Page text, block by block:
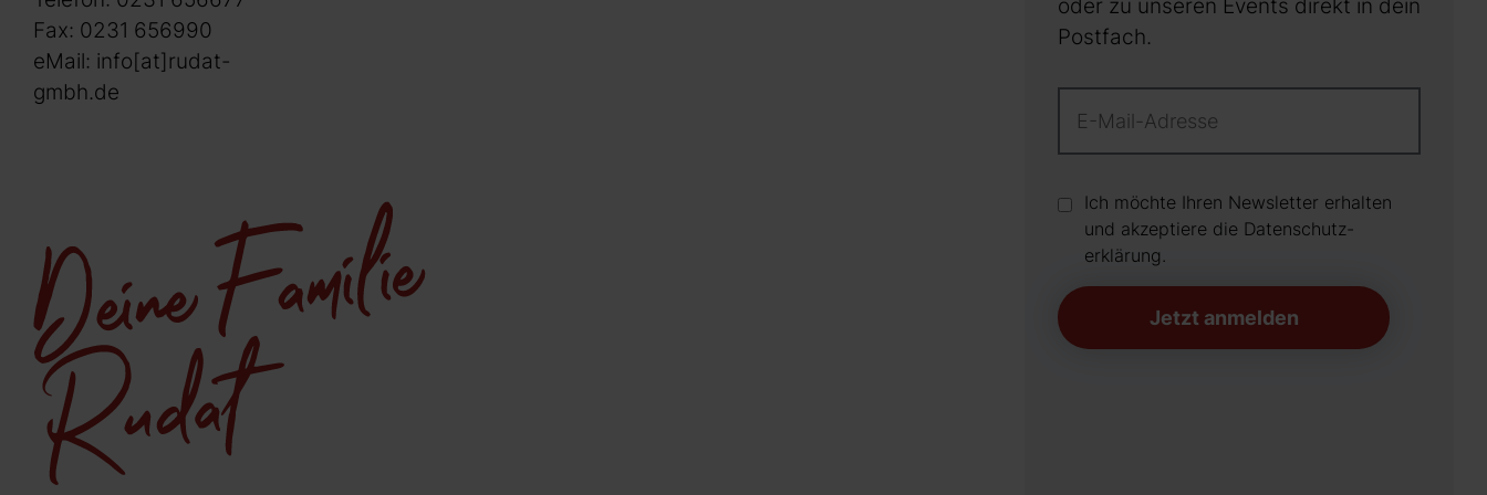
Fax: 0231 656990
eMail: info[at]rudat-
gmbh.de
oder zu unseren Events direkt in dein
Postfach.
Ich möchte Ihren Newsletter erhalten
und akzeptiere die Datenschutz­
erklärung.
Jetzt anmelden